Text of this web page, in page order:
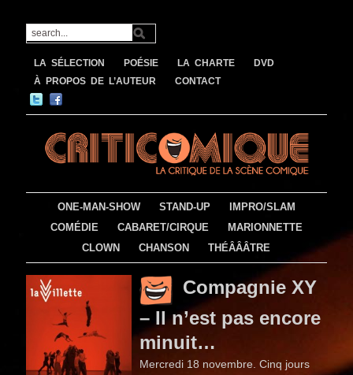
LA SÉLECTION POÉSIE LA CHARTE
DVD
À PROPOS DE L’AUTEUR
CONTACT
ONE-MAN-SHOW STAND-UP
IMPRO/SLAM
COMÉDIE
CABARET/CIRQUE
MARIONNETTE
CLOWN
CHANSON THÉÂÂÂTRE
Compagnie XY
– Il n’est pas encore
minuit…
Mercredi 18 novembre. Cinq jours